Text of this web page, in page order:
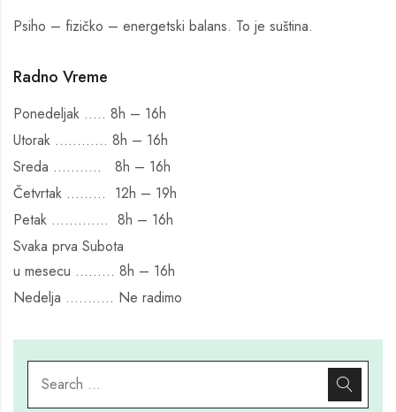
Psiho – fizičko – energetski balans. To je suština.
Radno Vreme
Ponedeljak ….. 8h – 16h
Utorak ………… 8h – 16h
Sreda ……….. 8h – 16h
Četvrtak ……… 12h – 19h
Petak …………. 8h – 16h
Svaka prva Subota
u mesecu ……… 8h – 16h
Nedelja ……….. Ne radimo